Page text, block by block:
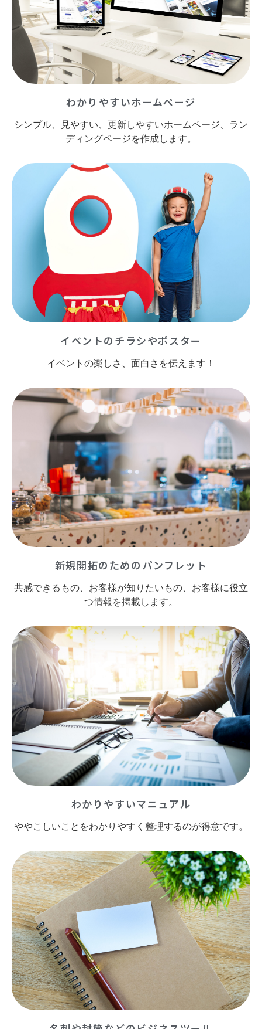
わかりやすいホームページ
シンプル、見やすい、更新しやすいホームページ、ラン
ディングページを作成します。
イベントのチラシやポスター
イベントの楽しさ、面白さを伝えます！
新規開拓のためのパンフレット
共感できるもの、お客様が知りたいもの、お客様に役立
つ情報を掲載します。
わかりやすいマニュアル
ややこしいことをわかりやすく整理するのが得意です。